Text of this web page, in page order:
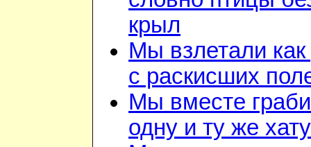
крыл
Мы взлетали как
с раскисших
Мы вместе
одну и ту же хату